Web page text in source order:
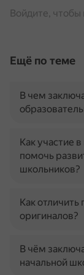
Войдите,
Ещё по теме
В чем
Как участие
помочь
школьников?
Как отличить
оригиналов?
В чём
начальной